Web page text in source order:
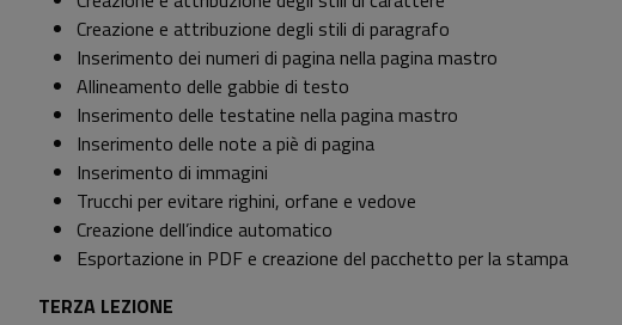
Creazione e attribuzione degli stili di paragrafo
Inserimento dei numeri di pagina nella pagina mastro
Allineamento delle gabbie di testo
Inserimento delle testatine nella pagina mastro
Inserimento delle note a piè di pagina
Inserimento di immagini
Trucchi per evitare righini, orfane e vedove
Creazione dell’indice automatico
Esportazione in PDF e creazione del pacchetto per la stampa
TERZA LEZIONE